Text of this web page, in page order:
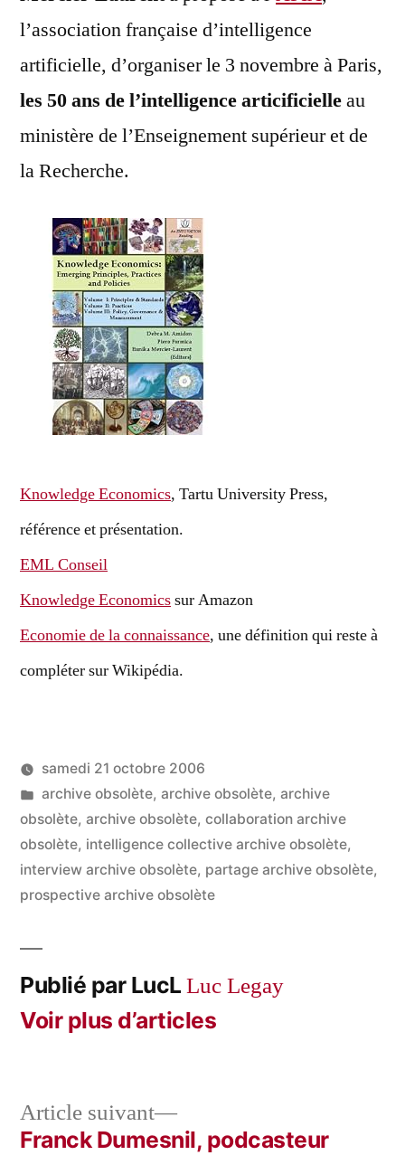
l’association française d’intelligence
artificielle, d’organiser le 3 novembre à Paris,
les 50 ans de l’intelligence articificielleau
ministère de l’Enseignement supérieur et de
la Recherche.
Knowledge Economics, Tartu University Press,
référence et présentation.
EML Conseil
Knowledge Economicssur Amazon
Economie de la connaissance, une définition qui reste à
compléter sur Wikipédia.
Publié
par
LucL
samedi 21 octobre 2006
Publié
dans
archive obsolète, archive obsolète, archive
obsolète, archive obsolète, collaboration archive
obsolète, intelligence collective archive obsolète,
interview archive obsolète, partage archive obsolète,
prospective archive obsolète
Publié par LucLLuc Legay
Voir plus d’articles
Article suivant
Article
suivant :
Franck Dumesnil, podcasteur